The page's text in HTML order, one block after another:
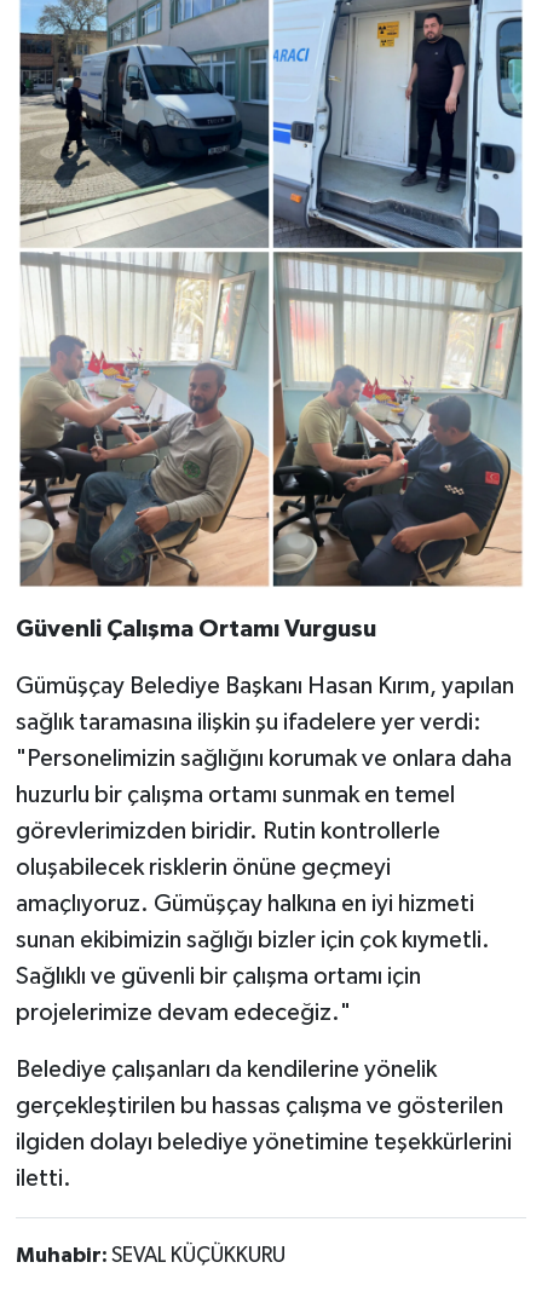
Güvenli Çalışma Ortamı Vurgusu
Gümüşçay Belediye Başkanı Hasan Kırım, yapılan
sağlık taramasına ilişkin şu ifadelere yer verdi:
"Personelimizin sağlığını korumak ve onlara daha
huzurlu bir çalışma ortamı sunmak en temel
görevlerimizden biridir. Rutin kontrollerle
oluşabilecek risklerin önüne geçmeyi
amaçlıyoruz. Gümüşçay halkına en iyi hizmeti
sunan ekibimizin sağlığı bizler için çok kıymetli.
Sağlıklı ve güvenli bir çalışma ortamı için
projelerimize devam edeceğiz."
Belediye çalışanları da kendilerine yönelik
gerçekleştirilen bu hassas çalışma ve gösterilen
ilgiden dolayı belediye yönetimine teşekkürlerini
iletti.
Muhabir: SEVAL KÜÇÜKKURU